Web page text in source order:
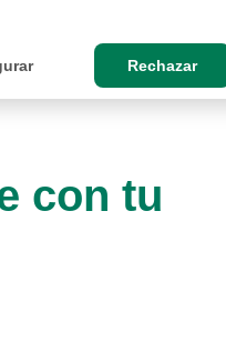
Rechazar
con tu